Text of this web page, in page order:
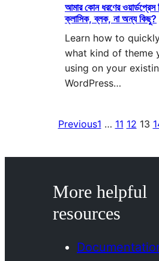
আমার কোন ধরণের
ক্লাসিক, ব্লক, না অন্য কিছু?
Learn how to
what kind of theme
using on your
WordPress…
Previous1 … 11 12 13
More helpful
resources